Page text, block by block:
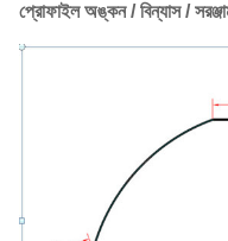
প্রোফাইল অঙ্কন / বিন্যাস /